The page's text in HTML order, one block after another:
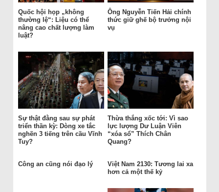
Quốc hội họp „không
thường lệ“: Liệu có thể
nâng cao chất lượng làm
luật?
Ông Nguyễn Tiến Hải chính
thức giữ ghế bộ trưởng nội
vụ
Sự thật đằng sau sự phát
triển thần kỳ: Dòng xe tắc
nghẽn 3 tiếng trên cầu Vĩnh
Tuy?
Thừa thắng xốc tới: Vì sao
lực lượng Dư Luận Viên
“xóa sổ” Thích Chân
Quang?
Công an cũng nói đạo lý
Việt Nam 2130: Tương lai xa
hơn cả một thế kỷ